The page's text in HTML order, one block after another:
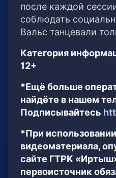
после каждой
соблюдать
Вальс танцевали
Категория
12+
*Ещё больше
найдёте в нашем
Подписывайтесь
*При
видеоматериала,
сайте ГТРК
первоисточник